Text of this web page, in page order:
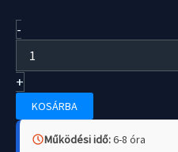
-
lámpa
szett
mennyiség
+
KOSÁRBA
Működési idő:6-8 óra